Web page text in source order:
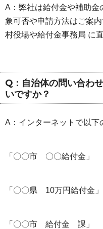
A：弊社は給付金や補助金
象可否や申請方法はご案
村役場や給付金事務局 に
Q：自治体の問い合わ
いですか？
A：インターネットで以下
「〇〇市 〇〇給付金」
「〇〇県 10万円給付金」
「〇〇市 給付金 課」